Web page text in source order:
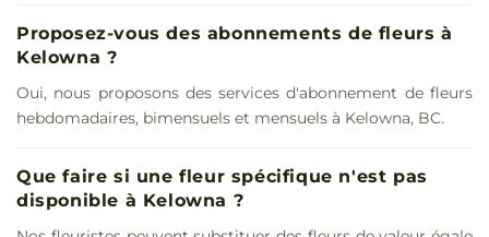
Proposez-vous des abonnements de fleurs à
Kelowna ?
Oui, nous proposons des services d'abonnement de fleurs
hebdomadaires, bimensuels et mensuels à Kelowna, BC.
Que faire si une fleur spécifique n'est pas
disponible à Kelowna ?